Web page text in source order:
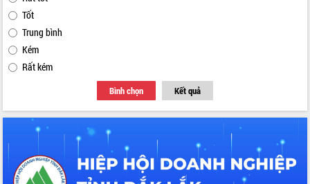
Tốt
Trung bình
Kém
Rất kém
Bình chọn Kết quả